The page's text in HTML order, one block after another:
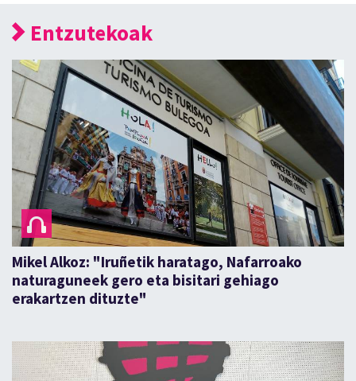
Entzutekoak
Mikel Alkoz: "Iruñetik haratago, Nafarroako
naturaguneek gero eta bisitari gehiago
erakartzen dituzte"